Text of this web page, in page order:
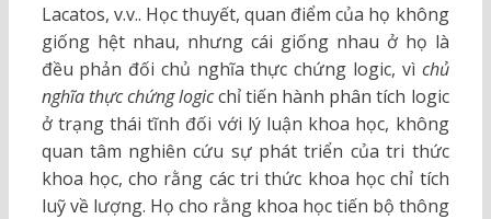
Lacatos, v.v.. Học thuyết, quan điểm của họ không
giống hệt nhau, nhưng cái giống nhau ở họ là
đều phản đối chủ nghĩa thực chứng logic, vì chủ
nghĩa thực chứng logicchỉ tiến hành phân tích logic
ở trạng thái tĩnh đối với lý luận khoa học, không
quan tâm nghiên cứu sự phát triển của tri thức
khoa học, cho rằng các tri thức khoa học chỉ tích
luỹ về lượng. Họ cho rằng khoa học tiến bộ thông